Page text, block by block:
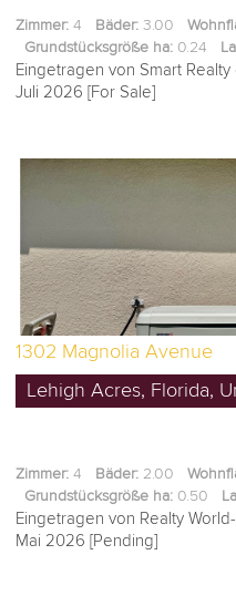
Zimmer: 4 Bäder: 3.00
Grundstücksgröße ha: 0.24
Eingetragen von Smart
Juli 2026 [For Sale]
1302 Magnolia Avenue
Lehigh Acres, Florida,
Zimmer: 4 Bäder: 2.00
Grundstücksgröße ha: 0.50
Eingetragen von Realty
Mai 2026 [Pending]